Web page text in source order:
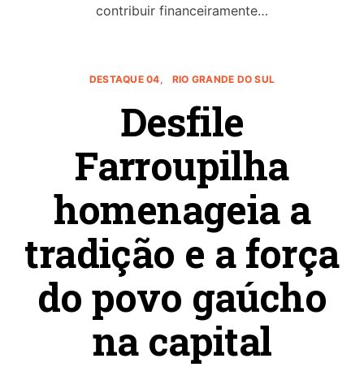
contribuir financeiramente…
DESTAQUE 04 RIO GRANDE DO SUL
Desfile
Farroupilha
homenageia a
tradição e a força
do povo gaúcho
na capital